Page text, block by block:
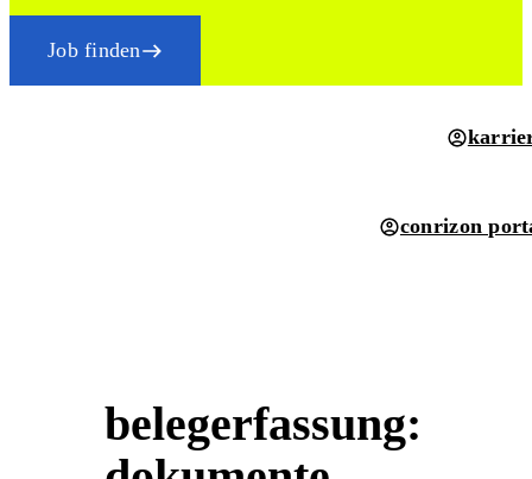
Job finden
conrizon
belegerfassung: